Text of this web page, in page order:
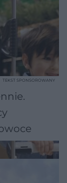
TEKST SPONSOROWANY